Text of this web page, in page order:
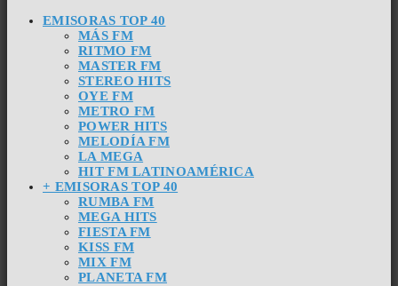
EMISORAS TOP 40
MÁS FM
RITMO FM
MASTER FM
STEREO HITS
OYE FM
METRO FM
POWER HITS
MELODÍA FM
LA MEGA
HIT FM LATINOAMÉRICA
+ EMISORAS TOP 40
RUMBA FM
MEGA HITS
FIESTA FM
KISS FM
MIX FM
PLANETA FM